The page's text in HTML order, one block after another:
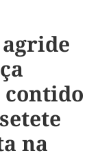
contido
na